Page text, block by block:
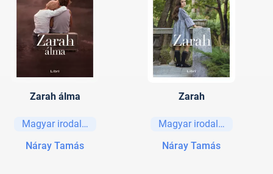
Zarah álma
Magyar irodalom
Náray Tamás
Zarah
Magyar irodalom
Náray Tamás